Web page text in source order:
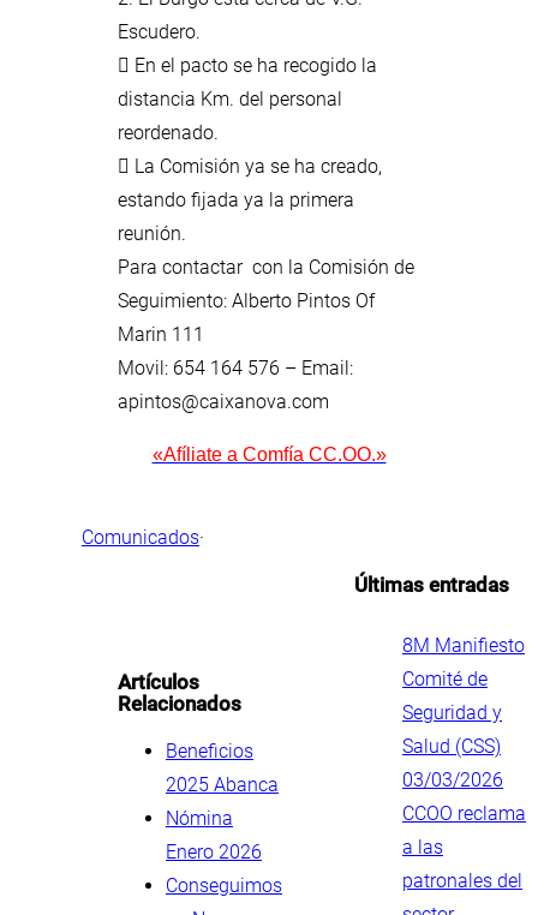
Escudero.
 En el pacto se ha recogido la
distancia Km. del personal
reordenado.
 La Comisión ya se ha creado,
estando fijada ya la primera
reunión.
Para contactar con la Comisión de
Seguimiento: Alberto Pintos Of
Marin 111
Movil: 654 164 576 – Email:
apintos@caixanova.com
«Afíliate a Comfía CC.OO.»
Comunicados·
Artículos
Relacionados
Beneficios
2025 Abanca
Nómina
Enero 2026
Conseguimos
Últimas entradas
8M Manifiesto
Comité de
Seguridad y
Salud (CSS)
03/03/2026
CCOO reclama
a las
patronales del